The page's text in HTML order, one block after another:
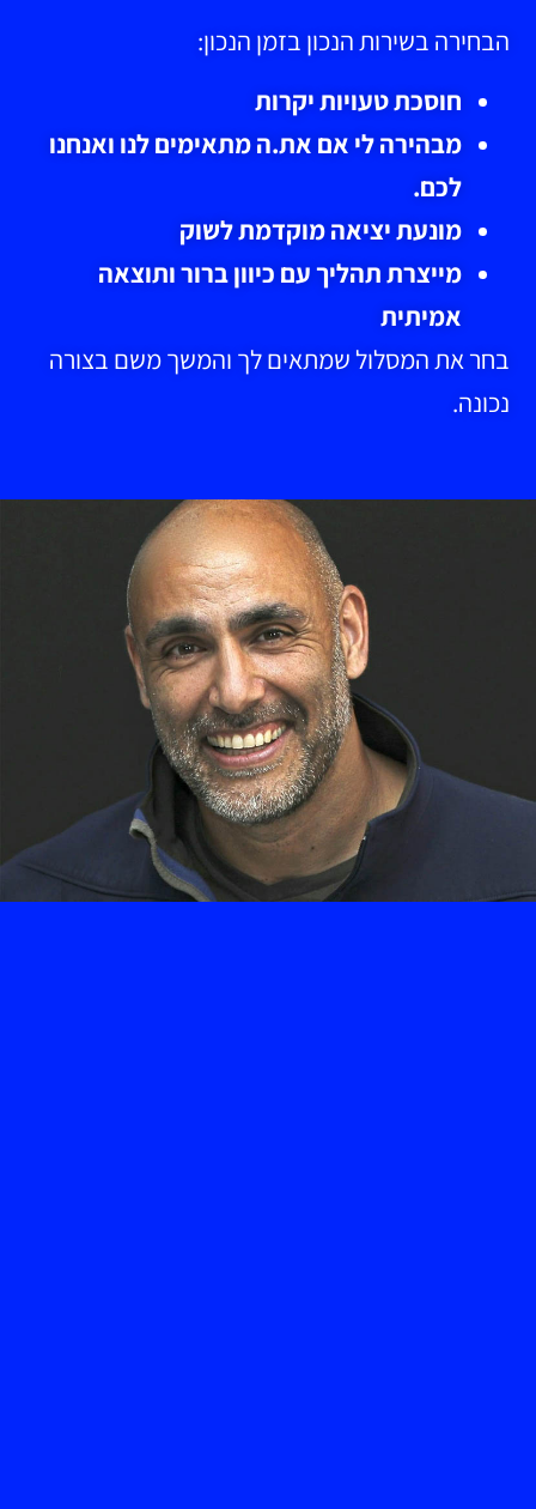
הבחירה בשירות הנכון בזמן הנכון:
חוסכת טעויות יקרות
מבהירה לי אם את.ה מתאימים לנו ואנחנו
לכם.
מונעת יציאה מוקדמת לשוק
מייצרת תהליך עם כיוון ברור ותוצאה
אמיתית
בחר את המסלול שמתאים לך והמשך משם בצורה
נכונה.